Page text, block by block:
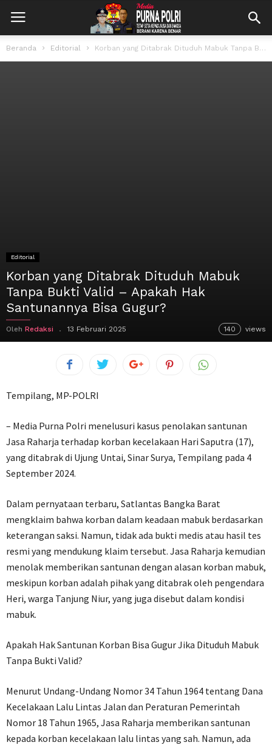
Beranda Editorial Korban yang Ditabrak Dituduh Mabuk Tanpa Bukti Valid – Apakah Hak Santunannya...
Editorial
Korban yang Ditabrak Dituduh Mabuk
Tanpa Bukti Valid – Apakah Hak
Santunannya Bisa Gugur?
Oleh Redaksi 13 Februari 2025 140 views
Tempilang, MP-POLRI
– Media Purna Polri menelusuri kasus penolakan santunan
Jasa Raharja terhadap korban kecelakaan Hari Saputra (17),
yang ditabrak di Ujung Untai, Sinar Surya, Tempilang pada 4
September 2024.
Dalam pernyataan terbaru, Satlantas Bangka Barat
mengklaim bahwa korban dalam keadaan mabuk berdasarkan
keterangan saksi. Namun, tidak ada bukti medis atau hasil tes
resmi yang mendukung klaim tersebut. Jasa Raharja kemudian
menolak memberikan santunan dengan alasan korban mabuk,
meskipun korban adalah pihak yang ditabrak oleh pengendara
Heri, warga Tanjung Niur, yang juga disebut dalam kondisi
mabuk.
Apakah Hak Santunan Korban Bisa Gugur Jika Dituduh Mabuk
Tanpa Bukti Valid?
Menurut Undang-Undang Nomor 34 Tahun 1964 tentang Dana
Kecelakaan Lalu Lintas Jalan dan Peraturan Pemerintah
Nomor 18 Tahun 1965, Jasa Raharja memberikan santunan
kepada korban kecelakaan lalu lintas yang sah. Namun, ada